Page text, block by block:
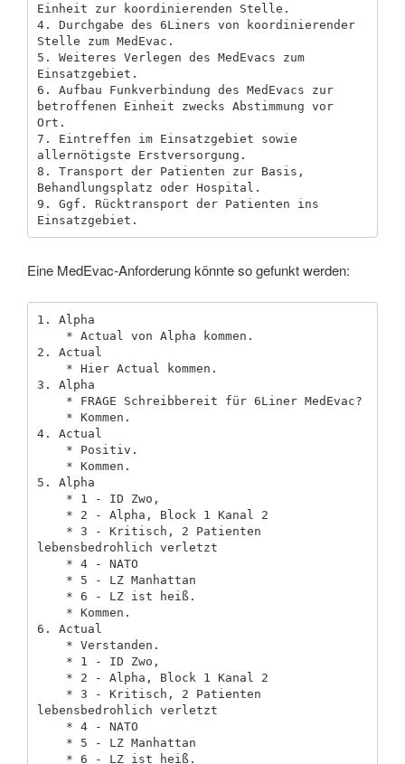
Einheit zur koordinierenden Stelle.
4. Durchgabe des 6Liners von koordinierender
Stelle zum MedEvac.
5. Weiteres Verlegen des MedEvacs zum
Einsatzgebiet.
6. Aufbau Funkverbindung des MedEvacs zur
betroffenen Einheit zwecks Abstimmung vor
Ort.
7. Eintreffen im Einsatzgebiet sowie
allernötigste Erstversorgung.
8. Transport der Patienten zur Basis,
Behandlungsplatz oder Hospital.
9. Ggf. Rücktransport der Patienten ins
Eine MedEvac-Anforderung könnte so gefunkt werden:
1. Alpha
2. Actual
3. Alpha
4. Actual
5. Alpha
lebensbedrohlich verletzt
6. Actual
lebensbedrohlich verletzt